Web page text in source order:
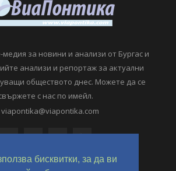
бисквитки, за да ви
за новини и анализи от Бургас и
анализи и репортаж за актуални
обществото днес. Можете да се
с нас по имейл.
viapontika@viapontika.com